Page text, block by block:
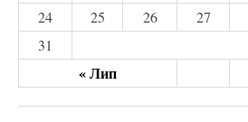
« Лип
24
25 26 27
31